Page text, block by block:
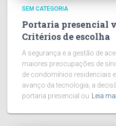
SEM CATEGORIA
Portaria presencial
Critérios de escolha
A segurança e a gestão de
maiores preocupações de
de condomínios residenciais
avanço da tecnologia, a
portaria presencial ou Leia